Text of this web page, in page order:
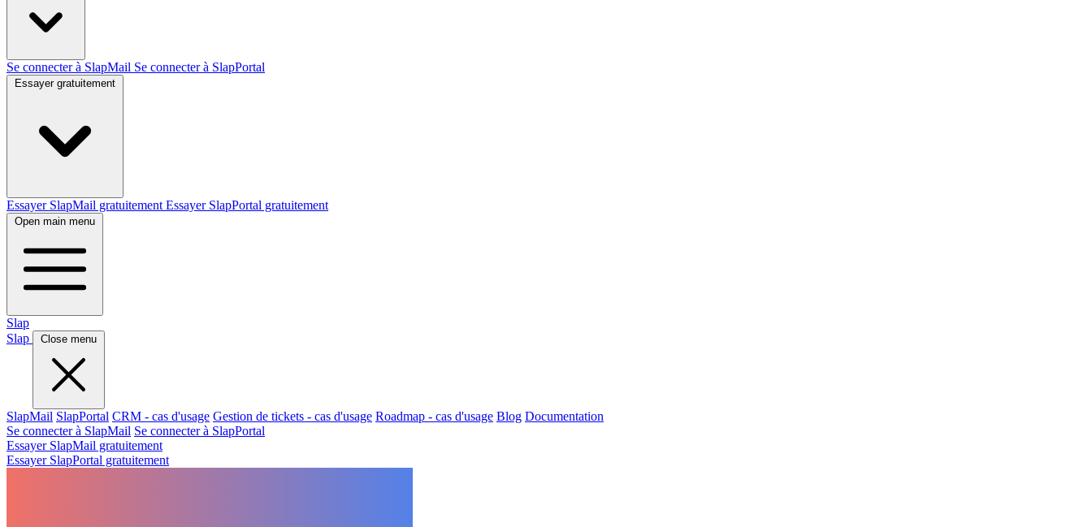
Se connecter à SlapMail Se connecter à SlapPortal
Essayer gratuitement
Essayer SlapMail gratuitement Essayer SlapPortal gratuitement
Open main menu
Slap
Slap
Close menu
SlapMail SlapPortal CRM - cas d'usage Gestion de tickets - cas d'usage Roadmap - cas d'usage Blog Documentation
Se connecter à SlapMail Se connecter à SlapPortal
Essayer SlapMail gratuitement
Essayer SlapPortal gratuitement